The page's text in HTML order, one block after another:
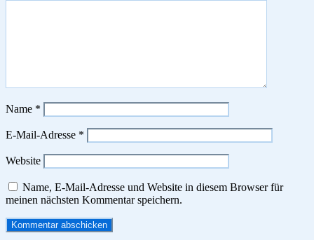
Name *
E-Mail-Adresse *
Website
Name, E-Mail-Adresse und Website in diesem Browser für
meinen nächsten Kommentar speichern.